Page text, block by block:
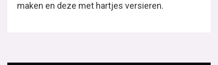
maken en deze met hartjes versieren.